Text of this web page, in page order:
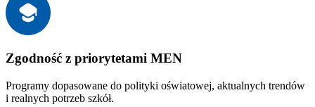
Zgodność z priorytetami MEN
Programy dopasowane do polityki oświatowej, aktualnych trendów
i realnych potrzeb szkół.